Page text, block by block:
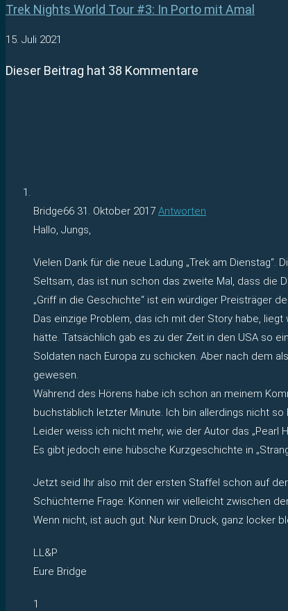
Trek Nights World Tour #3: In Porto mit Amal
15. Juli 2021
Dieser Beitrag hat 38 Kommentare
Bridge66 31. Oktober 2017 Antworten
Hallo, Jungs,
Vielen Dank für die neue Ladung „Trek am
Seltsam, das ist nun schon das zweite Mal, dass die
„Griff in die Geschichte“ ist ein würdiger Preisträger
Das einzige Problem, das ich mit der Story habe,
hätte. Tatsächlich gab es zu der Zeit in den USA so
Soldaten nach Europa zu schicken. Aber nach dem
gewesen.
Während des Hörens habe ich schon an meinem
buchstäblich letzter Minute. Ich bin allerdings nicht
Leider weiss ich nicht mehr, wie der Autor das „Pearl
Es gibt jedoch eine hübsche Kurzgeschichte in
Jetzt seid Ihr also mit der ersten Staffel schon auf
Schüchterne Frage: Können wir vielleicht zwischen
Wenn nicht, ist auch gut. Nur kein Druck, ganz locker
LL&P
Eure Bridge
1